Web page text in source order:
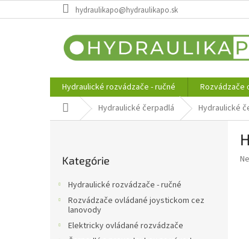
na
hydraulikapo@hydraulikapo.sk
Hydraulické rozvádzače - ručné Rozvádzače
DomovHydraulické čerpadlá Hydraulické
kategórie
Kategórie
Hydraulické rozvádzače - ručné
Rozvádzače ovládané joystickom cez
lanovody
Elektricky ovládané rozvádzače